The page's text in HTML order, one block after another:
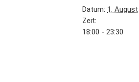
Datum: 1. August
Zeit:
18:00 - 23:30